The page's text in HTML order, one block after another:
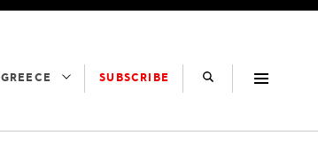
GREECE SUBSCRIBE